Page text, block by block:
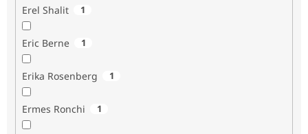
Erel Shalit 1
Eric Berne 1
Erika Rosenberg 1
Ermes Ronchi 1